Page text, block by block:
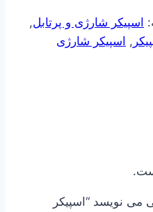
اسپیکر شارژی و پرتابل,
, اسپیکر شارژی
می نویسد “اسپیکر